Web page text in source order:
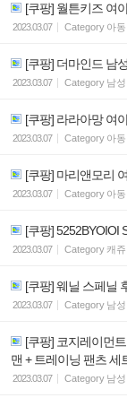
[쿠팡] 월튼키즈 여
2023.03.07 Category 아
[쿠팡] 더마인드 남
2023.03.07 Category 남
[쿠팡] 라라아망 여
2023.03.07 Category 아
[쿠팡] 마리앤모리
2023.03.07 Category 아
[쿠팡] 5252BYOIOI
2023.03.07 Category 캐
[쿠팡] 웨닐 스페닐
2023.03.07 Category 남
[쿠팡] 코지레이먼
맨 + 트레이닝 팬츠 세
2023.03.07 Category 남